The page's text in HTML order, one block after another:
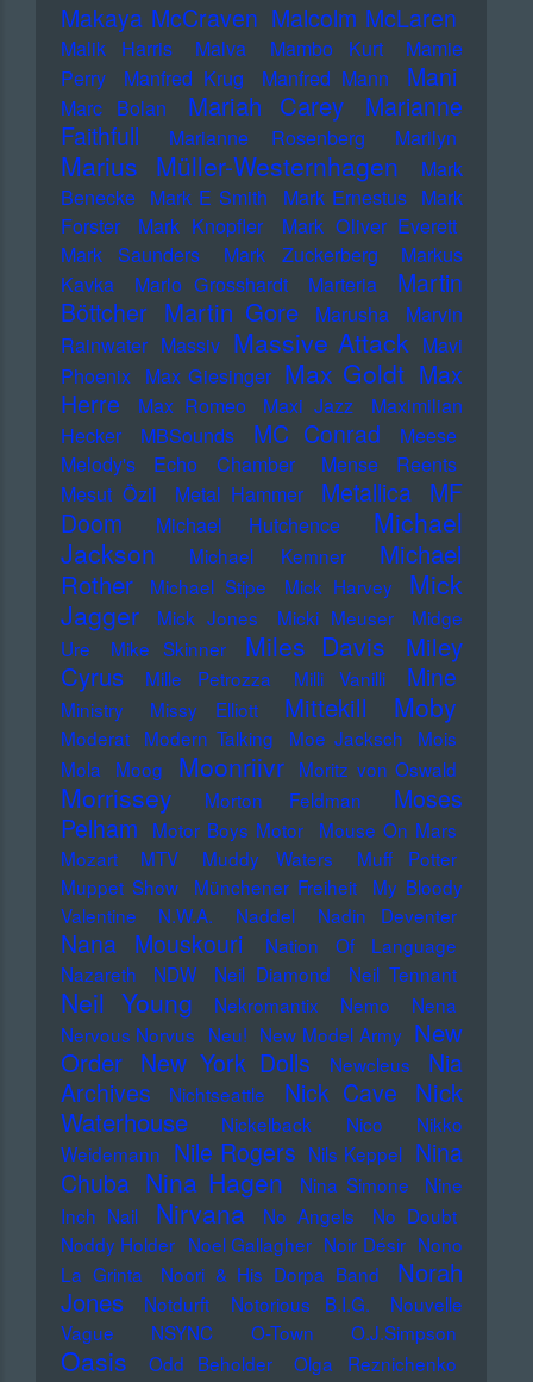
Makaya McCraven Malcolm McLaren
Malik Harris Malva Mambo Kurt
Mamie
Perry
Manfred Krug Manfred Mann Mani
Marc Bolan Mariah Carey
Marianne
Faithfull
Marianne Rosenberg Marilyn
Marius Müller-Westernhagen
Mark
Benecke Mark E Smith Mark Ernestus Mark
Forster
Mark Knopfler
Mark Oliver Everett
Mark Saunders
Mark Zuckerberg
Markus
Kavka
Marlo Grosshardt Marteria
Martin
Böttcher Martin Gore Marusha
Marvin
Rainwater Massiv Massive Attack Mavi
Phoenix Max Giesinger Max Goldt Max
Herre
Max Romeo Maxi Jazz
Maximilian
Hecker
MBSounds MC Conrad
Meese
Melody's Echo Chamber
Mense Reents
Mesut Özil
Metal Hammer Metallica MF
Doom
Michael Hutchence
Michael
Jackson
Michael Kemner
Michael
Rother
Michael Stipe Mick Harvey
Mick
Jagger
Mick Jones Micki Meuser
Midge
Ure
Mike Skinner Miles Davis
Miley
Cyrus
Mille Petrozza Milli Vanilli Mine
Ministry Missy Elliott Mittekill Moby
Moderat Modern Talking Moe Jacksch
Mois
Mola
Moog Moonriivr Moritz von Oswald
Morrissey Morton Feldman
Moses
Pelham
Motor Boys Motor
Mouse On Mars
Mozart
MTV Muddy Waters
Muff Potter
Muppet Show
Münchener Freiheit
My Bloody
Valentine
N.W.A. Naddel Nadin Deventer
Nana Mouskouri
Nation Of Language
Nazareth
NDW Neil Diamond Neil Tennant
Neil Young Nekromantix Nemo
Nena
Nervous Norvus Neu! New Model Army New
Order New York Dolls Newcleus
Nia
Archives
Nichtseattle Nick Cave
Nick
Waterhouse
Nickelback Nico
Nikko
Weidemann Nile Rogers Nils Keppel Nina
Chuba Nina Hagen Nina Simone
Nine
Inch Nail
Nirvana No Angels
No Doubt
Noddy Holder Noel Gallagher Noir Désir Nono
La Grinta
Noori & His Dorpa Band
Norah
Jones
Notdurft Notorious B.I.G.
Nouvelle
Vague
NSYNC O-Town O.J.Simpson
Oasis Odd Beholder Olga Reznichenko